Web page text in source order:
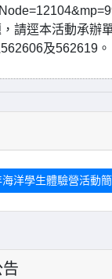
請逕本活動承辦
及562619。
洋學生體驗營活動